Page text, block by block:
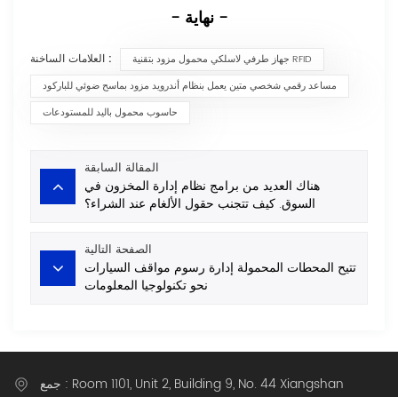
- نهاية -
العلامات الساخنة :
جهاز طرفي لاسلكي محمول مزود بتقنية RFID
مساعد رقمي شخصي متين يعمل بنظام أندرويد مزود بماسح ضوئي للباركود
حاسوب محمول باليد للمستودعات
المقالة السابقة
هناك العديد من برامج نظام إدارة المخزون في
السوق. كيف تتجنب حقول الألغام عند الشراء؟
الصفحة التالية
تتيح المحطات المحمولة إدارة رسوم مواقف السيارات
نحو تكنولوجيا المعلومات
جمع : Room 1101, Unit 2, Building 9, No. 44 Xiangshan